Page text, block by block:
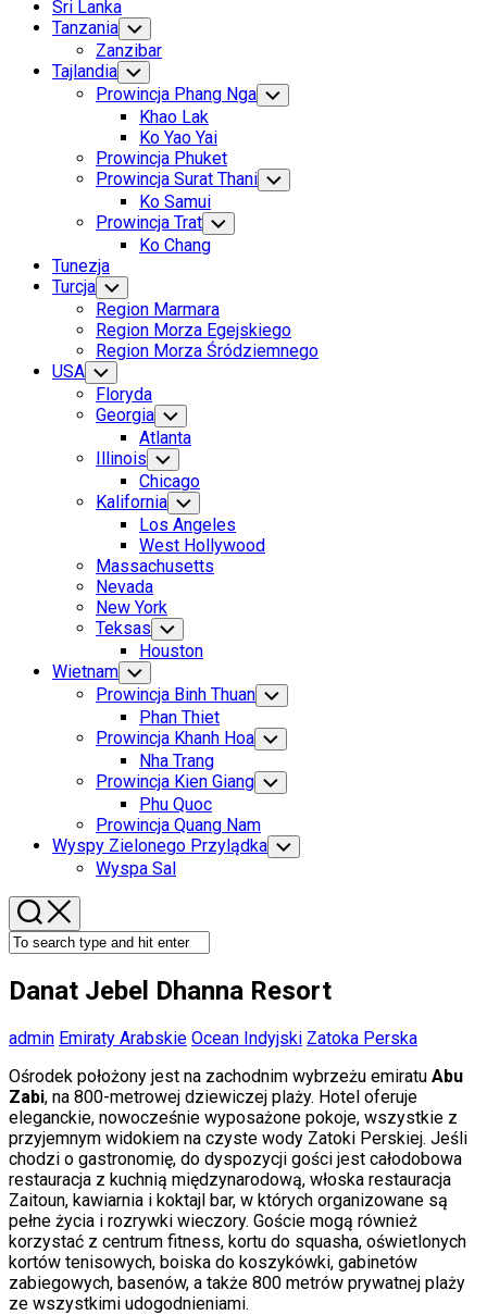
Sri Lanka
Tanzania Toggle
Child
Menu
Zanzibar
Tajlandia Toggle
Child
Menu
Prowincja Phang Nga Toggle
Child
Khao Lak
Ko Yao Yai
Prowincja Phuket
Prowincja Surat Thani Toggle
Child
Ko Samui
Prowincja Trat Toggle
Child
Menu
Ko Chang
Tunezja
Turcja Toggle
Child
Menu
Region Marmara
Region Morza Egejskiego
Region Morza Śródziemnego
USA Toggle
Child
Menu
Floryda
Georgia Toggle
Child
Menu
Atlanta
Illinois Toggle
Child
Menu
Chicago
Kalifornia Toggle
Child
Menu
Los Angeles
West Hollywood
Massachusetts
Nevada
New York
Teksas Toggle
Child
Menu
Houston
Wietnam Toggle
Child
Menu
Prowincja Binh Thuan Toggle
Child
Menu
Phan Thiet
Prowincja Khanh Hoa Toggle
Child
Menu
Nha Trang
Prowincja Kien Giang Toggle
Child
Phu Quoc
Prowincja Quang Nam
Wyspy Zielonego Przylądka Toggle
Child
Wyspa Sal
Danat Jebel Dhanna Resort
admin Emiraty Arabskie Ocean Indyjski Zatoka Perska
Ośrodek położony jest na zachodnim wybrzeżu emiratu Abu
Zabi, na 800-metrowej dziewiczej plaży. Hotel oferuje
eleganckie, nowocześnie wyposażone pokoje, wszystkie z
przyjemnym widokiem na czyste wody Zatoki Perskiej. Jeśli
chodzi o gastronomię, do dyspozycji gości jest całodobowa
restauracja z kuchnią międzynarodową, włoska restauracja
Zaitoun, kawiarnia i koktajl bar, w których organizowane są
pełne życia i rozrywki wieczory. Goście mogą również
korzystać z centrum fitness, kortu do squasha, oświetlonych
kortów tenisowych, boiska do koszykówki, gabinetów
zabiegowych, basenów, a także 800 metrów prywatnej plaży
ze wszystkimi udogodnieniami.